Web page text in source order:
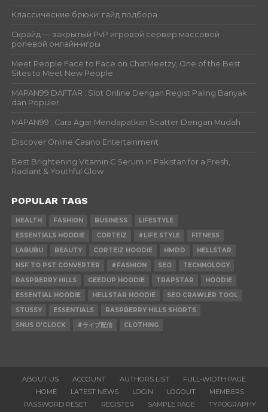
Классические брюки: гайд подбора
Скрайд — закрытый PvP игровой сервер массовой
ролевой онлайн‑игры
Meet People Face to Face on ChatMeetzy, One of the Best
Sites to Meet New People
MAPAN99 DAFTAR : Slot Online Dengan Regist Paling Banyak
dan Populer
MAPAN99 : Cara Agar Mendapatkan Scatter Dengan Mudah
Discover Online Casino Entertainment
Best Brightening Vitamin C Serum in Pakistan for a Fresh,
Radiant & Youthful Glow
POPULAR TAGS
HEALTH FASHION BUSINESS
LIFESTYLE
ESSENTIALS HOODIE
CORTEIZ #LIFE STYLE
FITNESS
LABUBU
BEAUTY CORTEIZ HOODIE HMDD
HELLSTAR
NSF TO PST CONVERTER
#FASHION SEO
TECHNOLOGY
RASPBERRY HILLS
GEEDUP HOODIE TRAPSTAR
HOODIE
ESSENTIAL HOODIE
HELLSTAR HOODIE
SEO CRAWLER TOOL
STUSSY
ESSENTIALS
RASPBERRY HILLS SHORTS
SNUS O'CLOCK
#ライブ配信 CLOTHING
ABOUT US ACCOUNT AUTHORS LIST
FULL-WIDTH PAGE
HOME
LATEST NEWS LOGIN LOGOUT
MEMBERS
PASSWORD RESET
REGISTER SAMPLE PAGE TYPOGRAPHY